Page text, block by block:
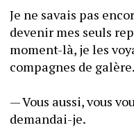
Je ne savais pas
devenir mes seuls
moment-là, je les
compagnes de galère.
— Vous aussi, vous
demandai-je.